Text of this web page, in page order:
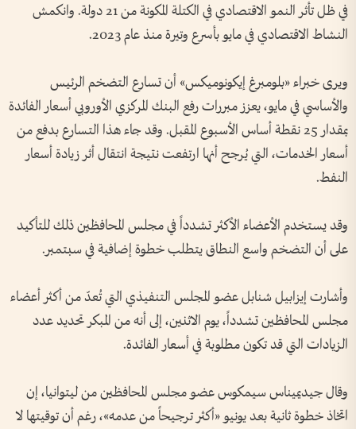
في ظل تأثر النمو الاقتصادي في الكتلة المكونة من 21 دولة. وانكمش
النشاط الاقتصادي في مايو بأسرع وتيرة منذ عام 2023.
ويرى خبراء «بلومبرغ إيكونوميكس» أن تسارع التضخم الرئيس
والأساسي في مايو، يعزز مبررات رفع البنك المركزي الأوروبي أسعار الفائدة
بمقدار 25 نقطة أساس الأسبوع المقبل. وقد جاء هذا التسارع بدفع من
أسعار الخدمات، التي يُرجح أنها ارتفعت نتيجة انتقال أثر زيادة أسعار
النفط.
وقد يستخدم الأعضاء الأكثر تشدداً في مجلس المحافظين ذلك للتأكيد
على أن التضخم واسع النطاق يتطلب خطوة إضافية في سبتمبر.
وأشارت إيزابيل شنابل عضو المجلس التنفيذي التي تُعدّ من أكثر أعضاء
مجلس المحافظين تشدداً، يوم الاثنين، إلى أنه من المبكر تحديد عدد
الزيادات التي قد تكون مطلوبة في أسعار الفائدة.
وقال جيديميناس سيمكوس عضو مجلس المحافظين من ليتوانيا، إن
اتخاذ خطوة ثانية بعد يونيو «أكثر ترجيحاً من عدمه»، رغم أن توقيتها لا